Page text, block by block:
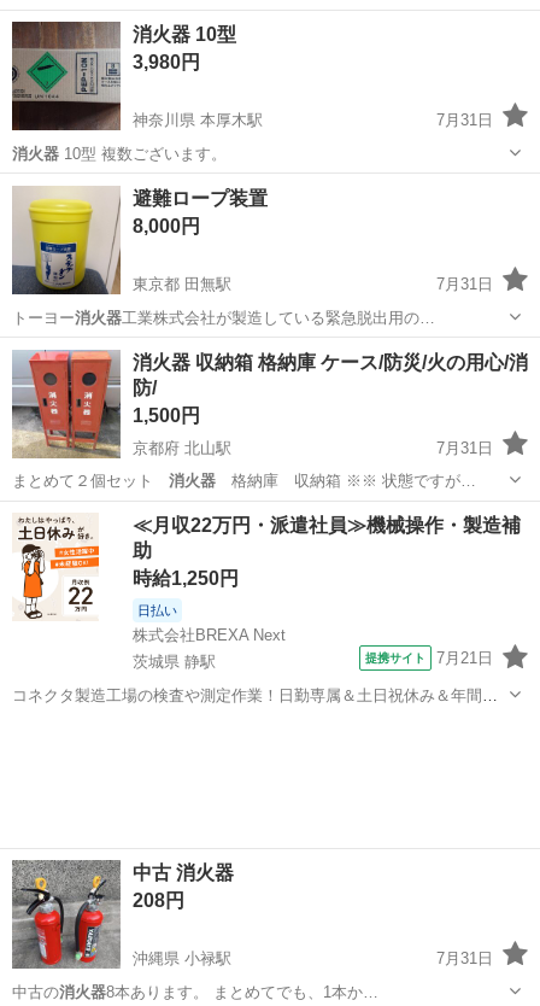
す。
神奈川 横浜市 西谷駅 防災、セキュリティ
消火器 10型
3,980円
神奈川県 本厚木駅
7月31日
消火器
10型 複数ございます。
神奈川 厚木市 本厚木駅 防災、セキュリティ
避難ロープ装置
8,000円
東京都 田無駅
7月31日
トーヨー消火器工業株式会社が製造している緊急脱出用の…
東京 西東京市 田無駅 生活雑貨
消火器 収納箱 格納庫 ケース/防災/火の用心/消
防/
1,500円
京都府 北山駅
7月31日
まとめて２個セット 消火器 格納庫 収納箱 ※※ 状態ですが…
京都 京都市 北山駅 家庭用品 架台
≪月収22万円・派遣社員≫機械操作・製造補
助
時給1,250円
日払い
株式会社BREXA Next
茨城県 静駅
提携サイト 7月21日
コネクタ製造工場の検査や測定作業！日勤専属＆土日祝休み＆年間休
中古 消火器
208円
沖縄県 小禄駅
7月31日
中古の消火器 8本あります。 まとめてでも、1本か…